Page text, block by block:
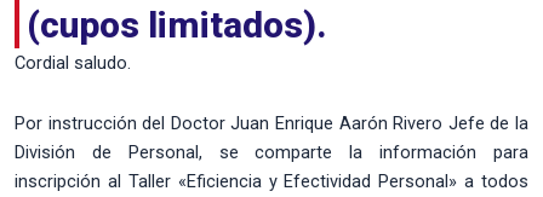
(cupos limitados).
Cordial saludo.
Por instrucción del Doctor Juan Enrique Aarón Rivero Jefe de la
División de Personal, se comparte la información para
inscripción al Taller «Eficiencia y Efectividad Personal» a todos